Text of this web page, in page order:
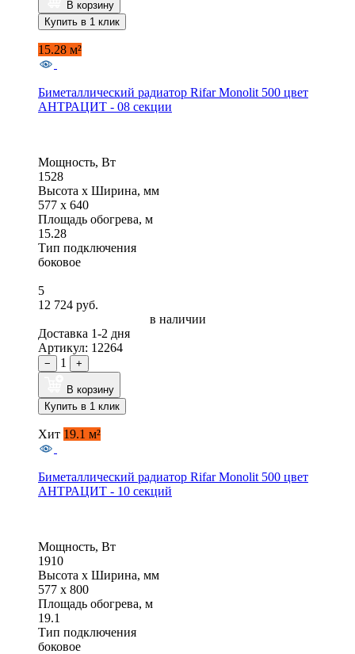
В корзину
Купить в 1 клик
15.28 м²
Биметаллический радиатор Rifar Monolit 500 цвет
АНТРАЦИТ - 08 секции
Мощность, Вт
1528
Высота x Ширина, мм
577 x 640
Площадь обогрева, м
15.28
Тип подключения
боковое
5
12 724 руб.
в наличии
Доставка 1-2 дня
Артикул: 12264
− 1 +
В корзину
Купить в 1 клик
Хит 19.1 м²
Биметаллический радиатор Rifar Monolit 500 цвет
АНТРАЦИТ - 10 секций
Мощность, Вт
1910
Высота x Ширина, мм
577 x 800
Площадь обогрева, м
19.1
Тип подключения
боковое